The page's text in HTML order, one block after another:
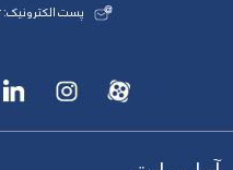
پست الکترونیک: info@uok.ac.ir